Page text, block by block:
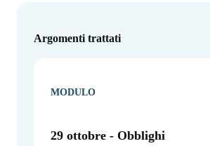
Argomenti trattati
MODULO
29 ottobre - Obblighi